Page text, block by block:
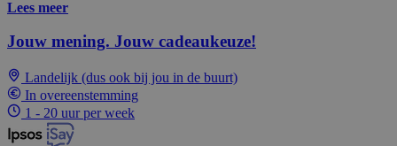
Lees meer
Jouw mening. Jouw cadeaukeuze!
Landelijk (dus ook bij jou in de buurt)
In overeenstemming
1 - 20 uur per week